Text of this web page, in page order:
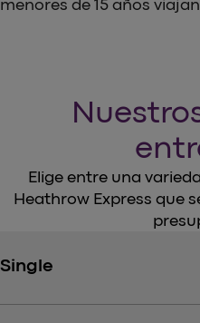
menores de 15 años
Elige entre una
Heathrow Express que
Single